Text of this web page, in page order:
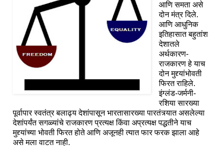
आणि समता असे
दोन मंत्र दिले.
आणि आधुनिक
इतिहासात बहुतांश
देशातले
अर्थकारण-
राजकारण हे याच
दोन मुद्द्यांभोवती
फिरत राहिले.
इंग्लंड-जर्मनी-
रशिया सारख्या
पूर्वापार स्वतंत्र बलाढ्य देशांपासून भारतासारख्या पारतंत्र्यात असलेल्या
देशांपर्यंत सगळ्यांचे राजकारण प्रत्यक्ष किंवा अप्रत्यक्ष पद्धतीने याच
मुद्द्यांच्या भोवती फिरत होते आणि अजूनही त्यात फार फरक झाला आहे
असे मला वाटत नाही.